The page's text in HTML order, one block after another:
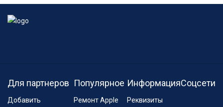
Для партнеров
Добавить
Популярное
Ремонт Apple
Информация
Реквизиты
Соцсети